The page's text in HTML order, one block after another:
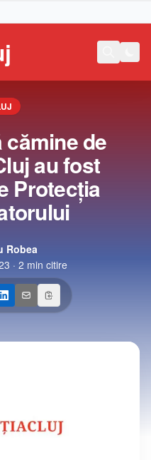
cămine de
au fost
Protecția
Robea
· 2 min citire